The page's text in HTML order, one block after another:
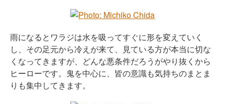
雨になるとワラジは水を吸ってすぐに形を変えていく
し、その足元から冷えが来て、見ている方が本当に切な
くなってきますが、どんな悪条件だろうがやり抜くから
ヒーローです。鬼を中心に、皆の意識も気持ちのまとま
りも集中してきます。